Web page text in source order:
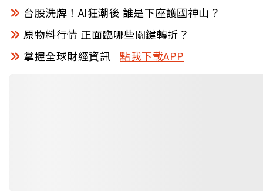
台股洗牌！AI狂潮後 誰是下座護國神山？
原物料行情 正面臨哪些關鍵轉折？
掌握全球財經資訊
點我下載APP